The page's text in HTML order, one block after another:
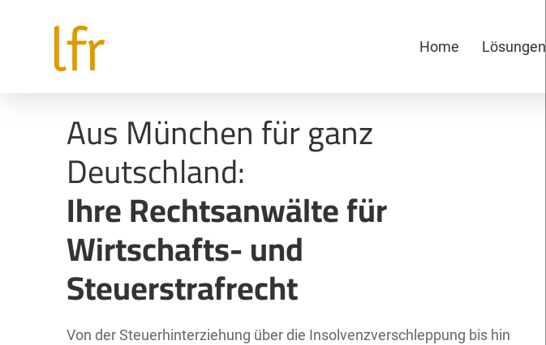
Home Lösungen
Aus München für ganz
Deutschland:
Ihre Rechtsanwälte für
Wirtschafts- und
Steuerstrafrecht
Von der Steuerhinterziehung über die Insolvenzverschleppung bis hin